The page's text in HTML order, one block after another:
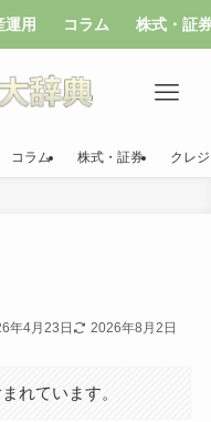
運用 コラム 株式・証
コラム 株式・証券 クレ
年4月23日 2026年8月2日
れています。